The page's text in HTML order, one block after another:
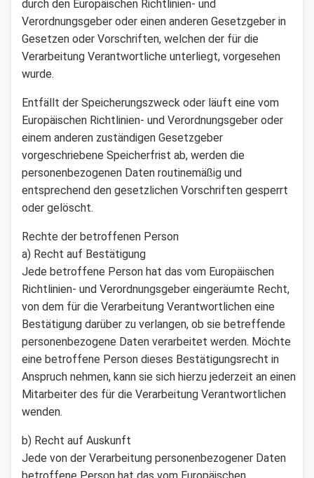
durch den Europäischen Richtlinien- und
Verordnungsgeber oder einen anderen Gesetzgeber in
Gesetzen oder Vorschriften, welchen der für die
Verarbeitung Verantwortliche unterliegt, vorgesehen
wurde.
Entfällt der Speicherungszweck oder läuft eine vom
Europäischen Richtlinien- und Verordnungsgeber oder
einem anderen zuständigen Gesetzgeber
vorgeschriebene Speicherfrist ab, werden die
personenbezogenen Daten routinemäßig und
entsprechend den gesetzlichen Vorschriften gesperrt
oder gelöscht.
Rechte der betroffenen Person
a) Recht auf Bestätigung
Jede betroffene Person hat das vom Europäischen
Richtlinien- und Verordnungsgeber eingeräumte Recht,
von dem für die Verarbeitung Verantwortlichen eine
Bestätigung darüber zu verlangen, ob sie betreffende
personenbezogene Daten verarbeitet werden. Möchte
eine betroffene Person dieses Bestätigungsrecht in
Anspruch nehmen, kann sie sich hierzu jederzeit an einen
Mitarbeiter des für die Verarbeitung Verantwortlichen
wenden.
b) Recht auf Auskunft
Jede von der Verarbeitung personenbezogener Daten